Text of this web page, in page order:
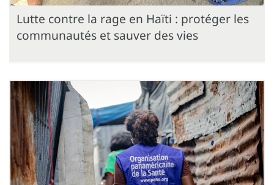
Lutte contre la rage en Haïti : protéger les
communautés et sauver des vies